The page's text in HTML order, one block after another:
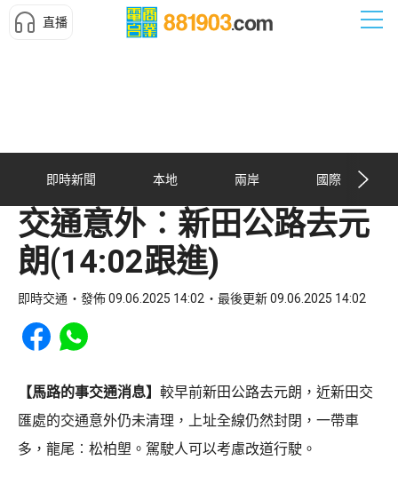
直播
即時新聞 本地 兩岸 國際
交通意外︰新田公路去元
朗(14:02跟進)
即時交通 發佈 09.06.2025 14:02 最後更新 09.06.2025 14:02
Share to Facebook
Share to WhatsApp
【馬路的事交通消息】 較早前新田公路去元朗，近新田交
匯處的交通意外仍未清理，上址全線仍然封閉，一帶車
多，龍尾︰松柏塱。駕駛人可以考慮改道行駛。